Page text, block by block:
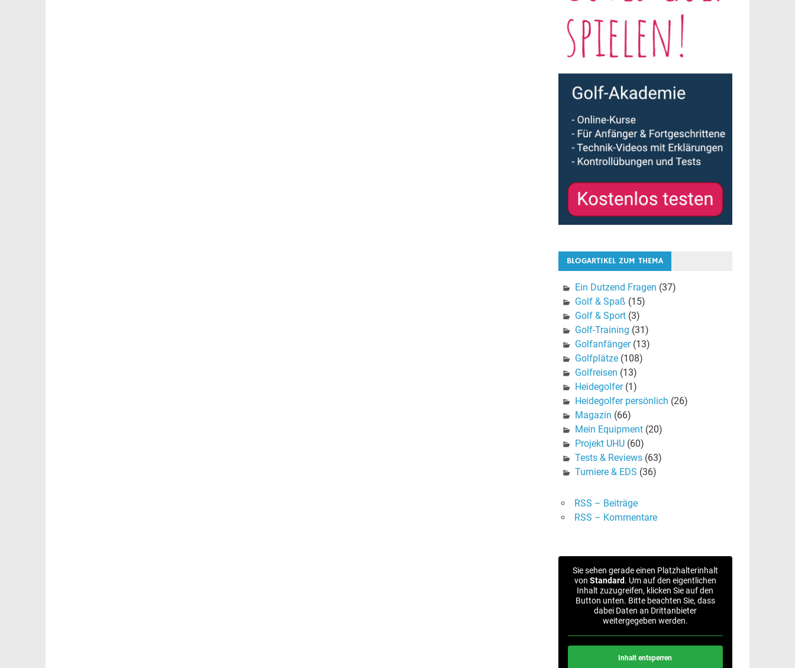
BLOGARTIKEL ZUM THEMA
Ein Dutzend Fragen (37)
Golf & Spaß (15)
Golf & Sport(3)
Golf-Training (31)
Golfanfänger(13)
Golfplätze(108)
Golfreisen (13)
Heidegolfer(1)
Heidegolfer persönlich (26)
Magazin (66)
Mein Equipment(20)
Projekt UHU(60)
Tests & Reviews(63)
Turniere & EDS (36)
RSS – Beiträge
RSS – Kommentare
Sie sehen gerade einen Platzhalterinhalt
von Standard. Um auf den eigentlichen
Inhalt zuzugreifen, klicken Sie auf den
Button unten. Bitte beachten Sie, dass
dabei Daten an Drittanbieter
weitergegeben werden.
Inhalt entsperren